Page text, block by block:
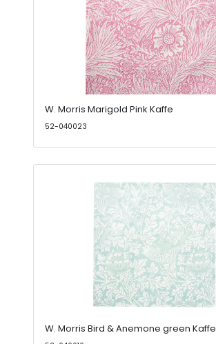
W. Morris Marigold Pink Kaffe
52-040023
W. Morris Bird & Anemone green Kaffe